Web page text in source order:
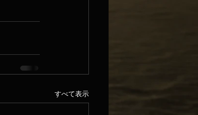
すべて表示